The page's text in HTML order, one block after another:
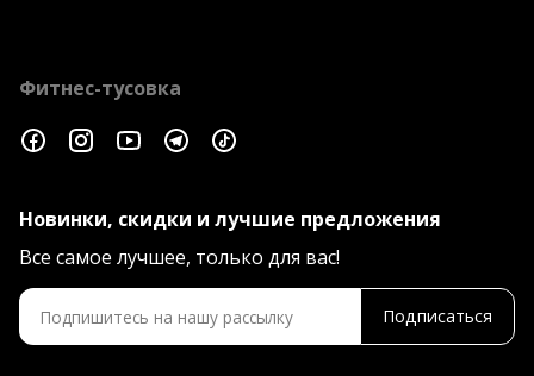
Фитнес-тусовка
Новинки, скидки и лучшие предложения
Все самое лучшее, только для вас!
Подписаться